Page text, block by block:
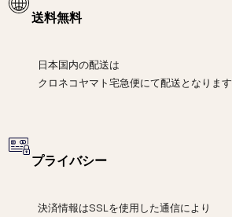
送料無料
日本国内の配送は
クロネコヤマト宅急便にて配送となります
プライバシー
決済情報はSSLを使用した通信により